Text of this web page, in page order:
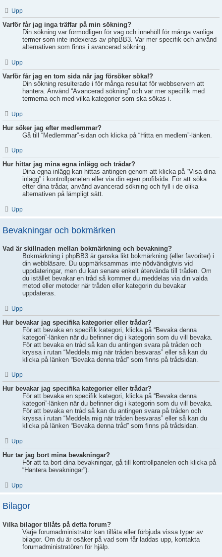
Upp
Varför får jag inga träffar på min sökning?
Din sökning var förmodligen för vag och innehöll för många vanliga
termer som inte indexeras av phpBB3. Var mer specifik och använd
alternativen som finns i avancerad sökning.
Upp
Varför får jag en tom sida när jag försöker söka!?
Din sökning resulterade i för många resultat för webbservern att
hantera. Använd “Avancerad sökning” och var mer specifik med
termerna och med vilka kategorier som ska sökas i.
Upp
Hur söker jag efter medlemmar?
Gå till “Medlemmar”-sidan och klicka på “Hitta en medlem”-länken.
Upp
Hur hittar jag mina egna inlägg och trådar?
Dina egna inlägg kan hittas antingen genom att klicka på “Visa dina
inlägg” i kontrollpanelen eller via din egen profilsida. För att söka
efter dina trådar, använd avancerad sökning och fyll i de olika
alternativen på lämpligt sätt.
Upp
Bevakningar och bokmärken
Vad är skillnaden mellan bokmärkning och bevakning?
Bokmärkning i phpBB3 är ganska likt bokmärkning (eller favoriter) i
din webbläsare. Du uppmärksammas inte nödvändigtvis vid
uppdateringar, men du kan senare enkelt återvända till tråden. Om
du istället bevakar en tråd så kommer du meddelas via din valda
metod eller metoder när tråden eller kategorin du bevakar
uppdateras.
Upp
Hur bevakar jag specifika kategorier eller trådar?
För att bevaka en specifik kategori, klicka på “Bevaka denna
kategori”-länken när du befinner dig i kategorin som du vill bevaka.
För att bevaka en tråd så kan du antingen svara på tråden och
kryssa i rutan “Meddela mig när tråden besvaras” eller så kan du
klicka på länken “Bevaka denna tråd” som finns på trådsidan.
Upp
Hur bevakar jag specifika kategorier eller trådar?
För att bevaka en specifik kategori, klicka på “Bevaka denna
kategori”-länken när du befinner dig i kategorin som du vill bevaka.
För att bevaka en tråd så kan du antingen svara på tråden och
kryssa i rutan “Meddela mig när tråden besvaras” eller så kan du
klicka på länken “Bevaka denna tråd” som finns på trådsidan.
Upp
Hur tar jag bort mina bevakningar?
För att ta bort dina bevakningar, gå till kontrollpanelen och klicka på
“Hantera bevakningar”).
Upp
Bilagor
Vilka bilagor tillåts på detta forum?
Varje forumadministratör kan tillåta eller förbjuda vissa typer av
bilagor. Om du är osäker på vad som får laddas upp, kontakta
forumadministratören för hjälp.